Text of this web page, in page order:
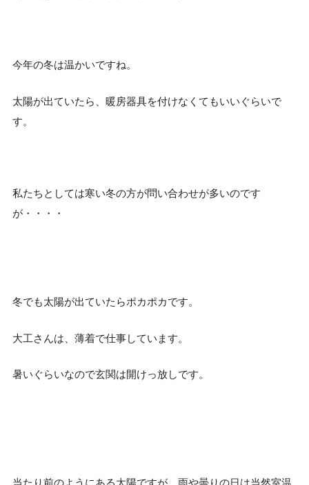
今年の冬は温かいですね。
太陽が出ていたら、暖房器具を付けなくてもいいぐらいで
す。
私たちとしては寒い冬の方が問い合わせが多いのです
が・・・・
冬でも太陽が出ていたらポカポカです。
大工さんは、薄着で仕事しています。
暑いぐらいなので玄関は開けっ放しです。